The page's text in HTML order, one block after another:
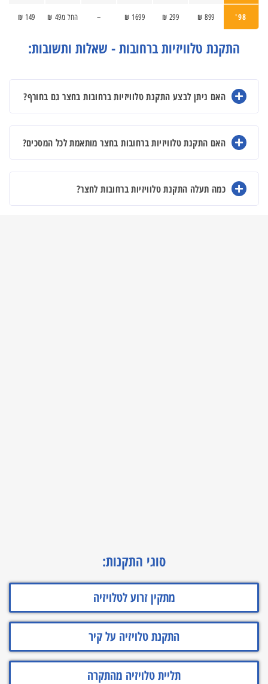
98'
899 ₪
299 ₪
1699 ₪
– החל מ49 ₪ 149 ₪
התקנת טלוויזיות ברחובות - שאלות ותשובות:
האם ניתן לבצע התקנת טלוויזיות ברחובות בחצר גם בחורף?
האם התקנת טלוויזיות ברחובות בחצר מותאמת לכל המסכים?
כמה תעלה התקנת טלוויזיות ברחובות לחצר?
סוגי התקנות:
מתקין זרוע לטלויזיה
התקנת טלויזיה על קיר
תליית טלויזיה מהתקרה